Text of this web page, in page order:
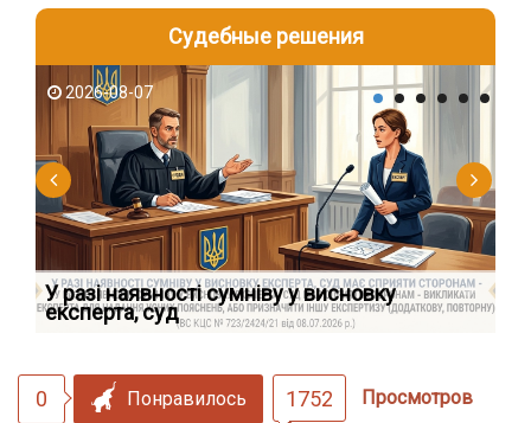
Судебные решения
2026-08-07
У разі наявності сумніву у висновку
експерта, суд
0 Понравилось 1752 Просмотров